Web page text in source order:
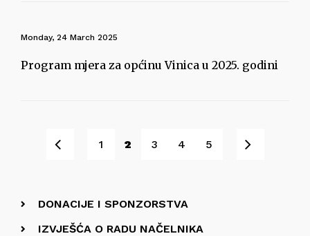
Monday, 24 March 2025
Program mjera za općinu Vinica u 2025. godini
Prev 1 2 3 4 5 Next
DONACIJE I SPONZORSTVA
IZVJEŠĆA O RADU NAČELNIKA